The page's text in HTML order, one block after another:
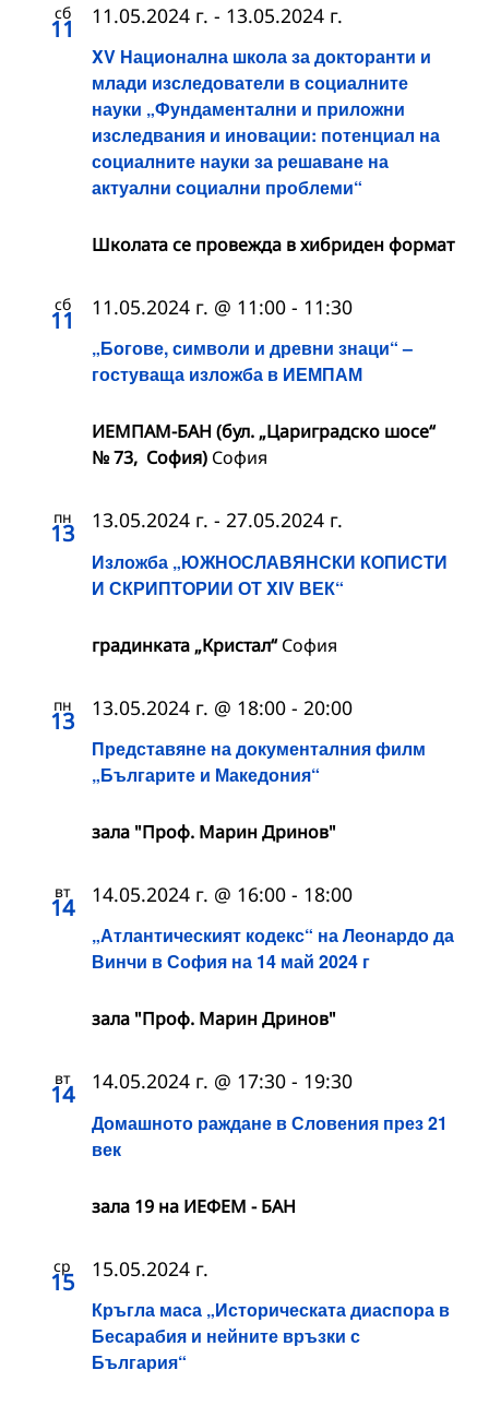
сб
11
XV Национална школа за докторанти и
млади изследователи в социалните
науки „Фундаментални и приложни
изследвания и иновации: потенциал на
социалните науки за решаване на
актуални социални проблеми“
11.05.2024 г. - 13.05.2024 г.
Школата се провежда в хибриден формат
сб
11
„Богове, символи и древни знаци“ –
гостуваща изложба в ИЕМПАМ
11.05.2024 г. @ 11:00 - 11:30
ИЕМПАМ-БАН (бул. „Цариградско шосе“
№ 73, София) София
пн
13
Изложба „ЮЖНОСЛАВЯНСКИ КОПИСТИ
И СКРИПТОРИИ ОТ XIV ВЕК“
13.05.2024 г. - 27.05.2024 г.
градинката „Кристал“София
пн
13
Представяне на документалния филм
„Българите и Македония“
13.05.2024 г. @ 18:00 - 20:00
зала "Проф. Марин Дринов"
вт
14
„Атлантическият кодекс“ на Леонардо да
Винчи в София на 14 май 2024 г
14.05.2024 г. @ 16:00 - 18:00
зала "Проф. Марин Дринов"
вт
14
Домашното раждане в Словения през 21
век
14.05.2024 г. @ 17:30 - 19:30
зала 19 на ИЕФЕМ - БАН
ср
15
Кръгла маса „Историческата диаспора в
Бесарабия и нейните връзки с
България“
15.05.2024 г.